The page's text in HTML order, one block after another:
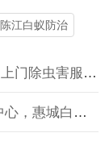
陈江白蚁防治
上一篇：惠州灭白蚁-防白蚁-除白蚁公司上门除虫害服务好
下一篇：惠城白蚁防治，惠州灭除白蚁中心，惠城白蚁防治中心首选卫城虫控